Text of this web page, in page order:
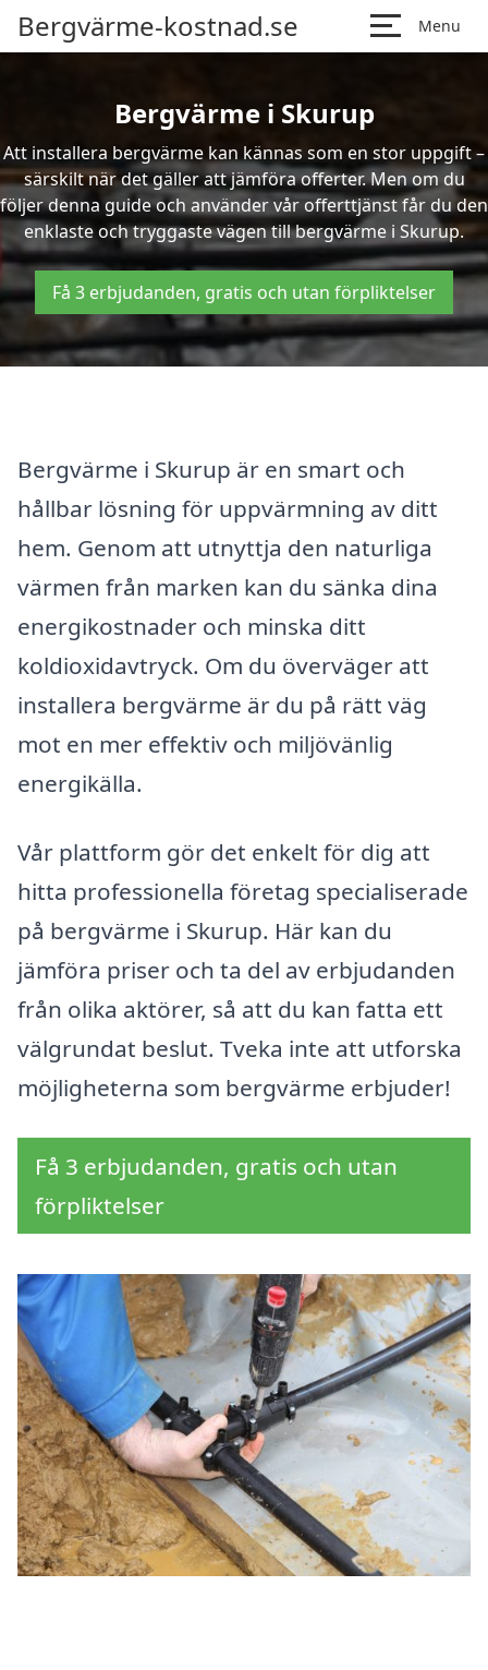
Bergvärme-kostnad.se Menu
Bergvärme i Skurup
Att installera bergvärme kan kännas som en stor uppgift –
särskilt när det gäller att jämföra offerter. Men om du
följer denna guide och använder vår offerttjänst får du den
enklaste och tryggaste vägen till bergvärme i Skurup.
Få 3 erbjudanden, gratis och utan förpliktelser
Bergvärme i Skurup är en smart och
hållbar lösning för uppvärmning av ditt
hem. Genom att utnyttja den naturliga
värmen från marken kan du sänka dina
energikostnader och minska ditt
koldioxidavtryck. Om du överväger att
installera bergvärme är du på rätt väg
mot en mer effektiv och miljövänlig
energikälla.
Vår plattform gör det enkelt för dig att
hitta professionella företag specialiserade
på bergvärme i Skurup. Här kan du
jämföra priser och ta del av erbjudanden
från olika aktörer, så att du kan fatta ett
välgrundat beslut. Tveka inte att utforska
möjligheterna som bergvärme erbjuder!
Få 3 erbjudanden, gratis och utan
förpliktelser